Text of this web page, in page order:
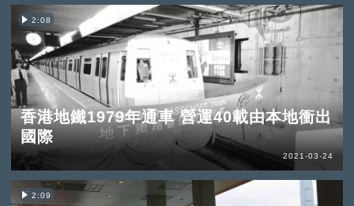
2:08
香港地鐵1979年通車 營運40載由本地衝出
國際
2021-03-24
2:09